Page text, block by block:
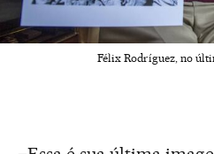
Félix Rodríguez, no